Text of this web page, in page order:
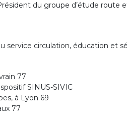
du groupe d’étude route
service circulation, éducation et
77
SINUS-SIVIC
à Lyon 69
77